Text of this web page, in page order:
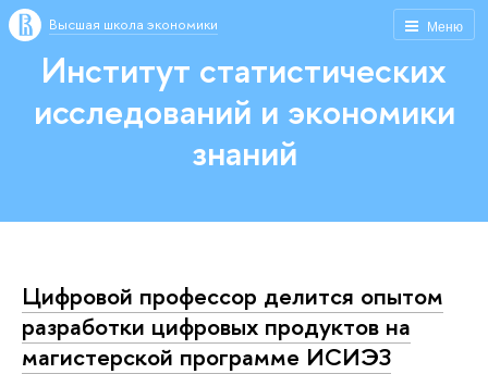
Меню
Высшая школа экономики
Институт статистических
исследований и экономики
знаний
Цифровой профессор делится опытом
разработки цифровых продуктов на
магистерской программе ИСИЭЗ